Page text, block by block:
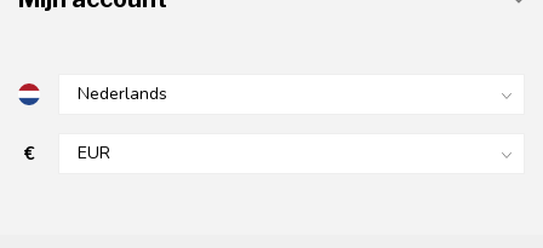
€